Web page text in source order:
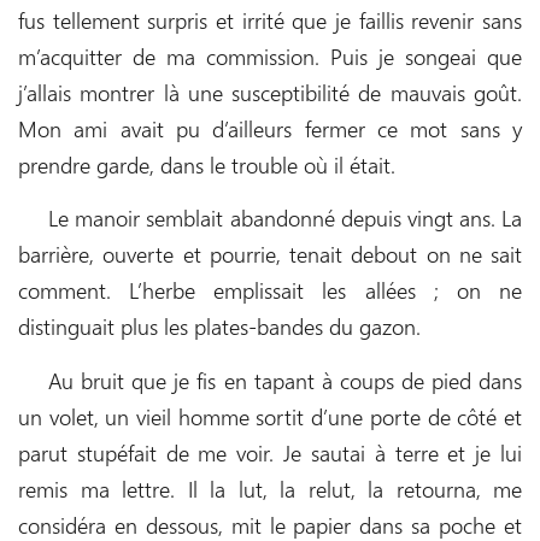
fus tellement surpris et irrité que je faillis revenir sans
m’acquitter de ma commission. Puis je songeai que
j’allais montrer là une susceptibilité de mauvais goût.
Mon ami avait pu d’ailleurs fermer ce mot sans y
prendre garde, dans le trouble où il était.
Le manoir semblait abandonné depuis vingt ans. La
barrière, ouverte et pourrie, tenait debout on ne sait
comment. L’herbe emplissait les allées ; on ne
distinguait plus les plates-bandes du gazon.
Au bruit que je fis en tapant à coups de pied dans
un volet, un vieil homme sortit d’une porte de côté et
parut stupéfait de me voir. Je sautai à terre et je lui
remis ma lettre. Il la lut, la relut, la retourna, me
considéra en dessous, mit le papier dans sa poche et